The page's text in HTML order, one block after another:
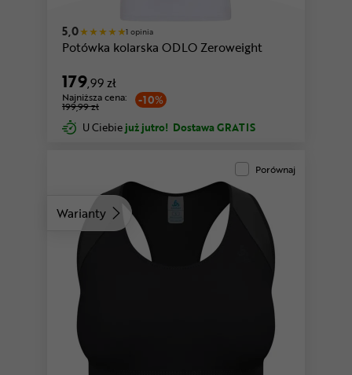
5,0 1 opinia
Potówka kolarska ODLO Zeroweight
179,99 zł
-10%
Najniższa cena:
199,99 zł
U Ciebie już jutro! Dostawa GRATIS
Warianty
Porównaj